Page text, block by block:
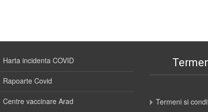
Harta incidenta COVID
Rapoarte Covid
Centre vaccinare Arad Termeni si